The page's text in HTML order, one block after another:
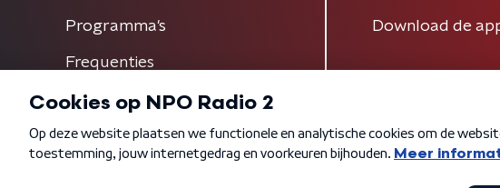
Programma's
Frequenties
Download de
Algemene voorwaarden Privacybeleid